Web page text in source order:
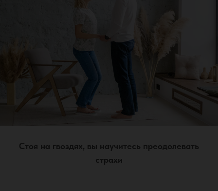
Стоя на гвоздях, вы научитесь преодолевать
страхи